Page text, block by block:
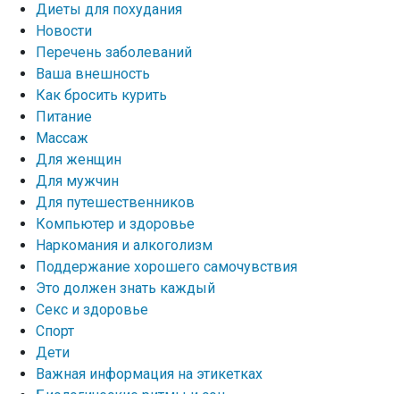
Диеты для похудания
Новости
Перечень заболеваний
Ваша внешность
Как бросить курить
Питание
Массаж
Для женщин
Для мужчин
Для путешественников
Компьютер и здоровье
Наркомания и алкоголизм
Поддержание хорошего самочувствия
Это должен знать каждый
Секс и здоровье
Спорт
Дети
Важная информация на этикетках